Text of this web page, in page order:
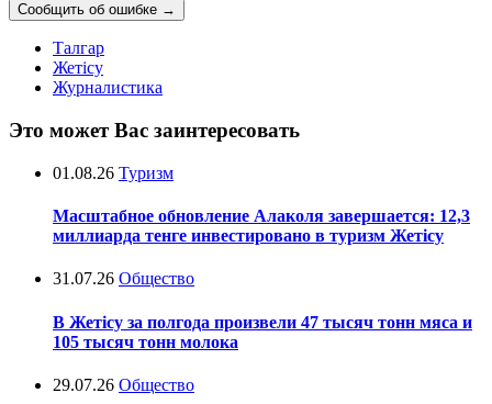
Сообщить об ошибке →
Талгар
Жетісу
Журналистика
Это может Вас заинтересовать
01.08.26 Туризм
Масштабное обновление Алаколя завершается: 12,3
миллиарда тенге инвестировано в туризм Жетісу
31.07.26 Общество
В Жетісу за полгода произвели 47 тысяч тонн мяса и
105 тысяч тонн молока
29.07.26 Общество